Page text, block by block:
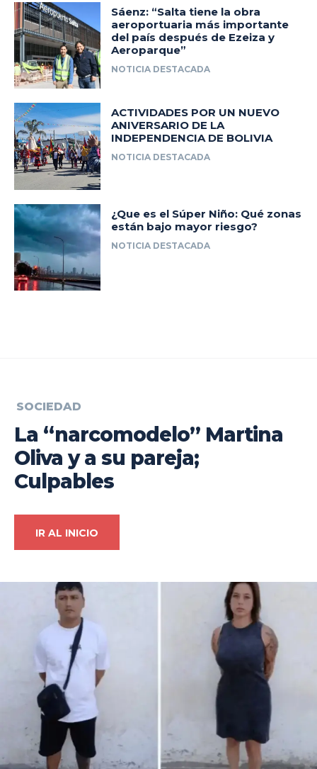
Sáenz: “Salta tiene la obra
aeroportuaria más importante
del país después de Ezeiza y
Aeroparque”
NOTICIA DESTACADA
ACTIVIDADES POR UN NUEVO
ANIVERSARIO DE LA
INDEPENDENCIA DE BOLIVIA
NOTICIA DESTACADA
¿Que es el Súper Niño: Qué zonas
están bajo mayor riesgo?
NOTICIA DESTACADA